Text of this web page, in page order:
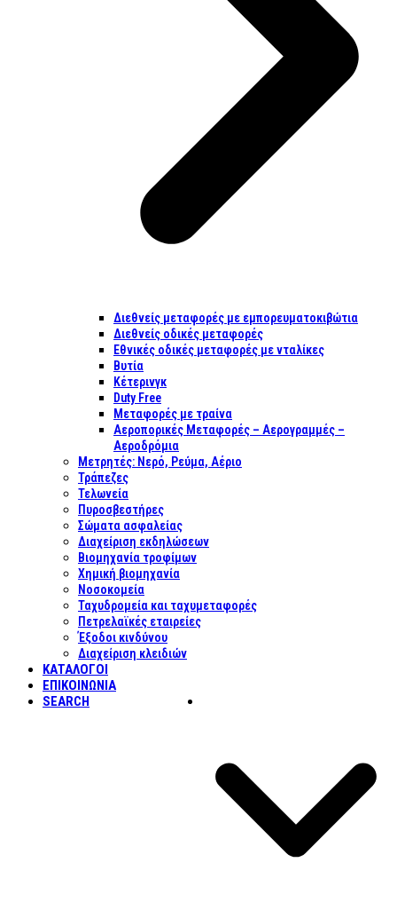
Διεθνείς μεταφορές με εμπορευματοκιβώτια
Διεθνείς οδικές μεταφορές
Εθνικές οδικές μεταφορές με νταλίκες
Βυτία
Κέτερινγκ
Duty Free
Μεταφορές με τραίνα
Αεροπορικές Μεταφορές – Αερογραμμές –
Αεροδρόμια
Μετρητές: Νερό, Ρεύμα, Αέριο
Τράπεζες
Τελωνεία
Πυροσβεστήρες
Σώματα ασφαλείας
Διαχείριση εκδηλώσεων
Βιομηχανία τροφίμων
Χημική βιομηχανία
Νοσοκομεία
Ταχυδρομεία και ταχυμεταφορές
Πετρελαϊκές εταιρείες
Έξοδοι κινδύνου
Διαχείριση κλειδιών
ΚΑΤΑΛΟΓΟΙ
ΕΠΙΚΟΙΝΩΝΊΑ
SEARCH